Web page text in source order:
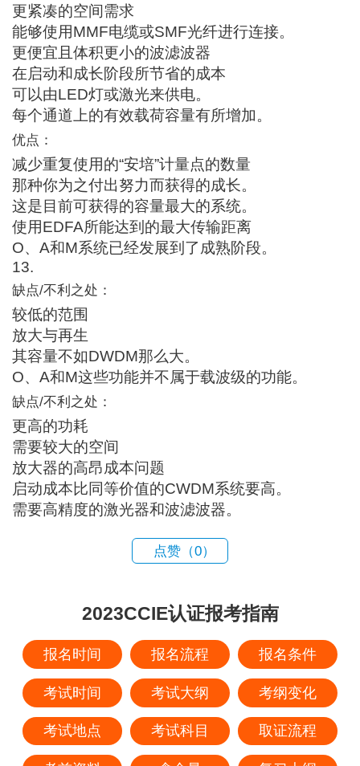
更紧凑的空间需求
能够使用MMF电缆或SMF光纤进行连接。
更便宜且体积更小的波滤波器
在启动和成长阶段所节省的成本
可以由LED灯或激光来供电。
每个通道上的有效载荷容量有所增加。
优点：
减少重复使用的“安培”计量点的数量
那种你为之付出努力而获得的成长。
这是目前可获得的容量最大的系统。
使用EDFA所能达到的最大传输距离
O、A和M系统已经发展到了成熟阶段。
13.
缺点/不利之处：
较低的范围
放大与再生
其容量不如DWDM那么大。
O、A和M这些功能并不属于载波级的功能。
缺点/不利之处：
更高的功耗
需要较大的空间
放大器的高昂成本问题
启动成本比同等价值的CWDM系统要高。
需要高精度的激光器和波滤波器。
点赞（0）
2023CCIE认证报考指南
报名时间 报名流程 报名条件
考试时间 考试大纲 考纲变化
考试地点 考试科目 取证流程